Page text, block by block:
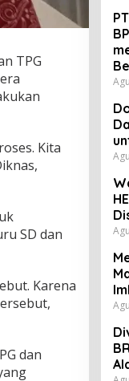
TPG
Kita
SD dan
Karena
dan